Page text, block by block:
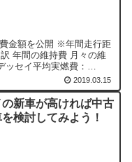
金額を公開 ※年間走行距
年間の維持費 月々の維
セイ平均実燃費：
2019.03.15
新車が高ければ中古
検討してみよう！